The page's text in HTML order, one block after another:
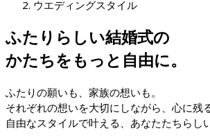
ウエディングスタイル
ふたりらしい結婚式の
かたちをもっと自由に。
ふたりの願いも、家族の想いも。
それぞれの想いを大切にしながら、心に残
自由なスタイルで叶える、あなたたちらし